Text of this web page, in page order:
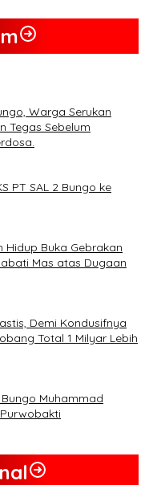
Warga Serukan
Tegas Sebelum
PT SAL 2 Bungo ke
Hidup Buka Gebrakan
Mas atas Dugaan
Demi Kondusifnya
Total 1 Milyar Lebih
Muhammad
Purwobakti